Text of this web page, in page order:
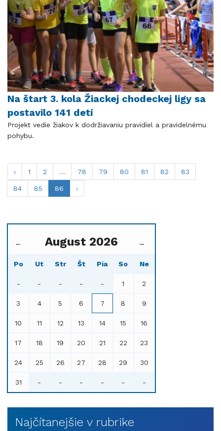
Na štart 3. kola Žiackej chodeckej ligy sa
postavilo 141 detí
Projekt vedie žiakov k dodržiavaniu pravidiel a pravidelnému
pohybu.
‹ 1 2 ... 78 79 80 81 82 83
84 85 86 ›
← August 2026 →
Po Ut Str Št Pia So Ne
- - - - - 1 2
3 4 5 6 7 8 9
10 11 12 13 14 15 16
17 18 19 20 21 22 23
24 25 26 27 28 29 30
31 - - - - - -
Najčítanejšie v rubrike